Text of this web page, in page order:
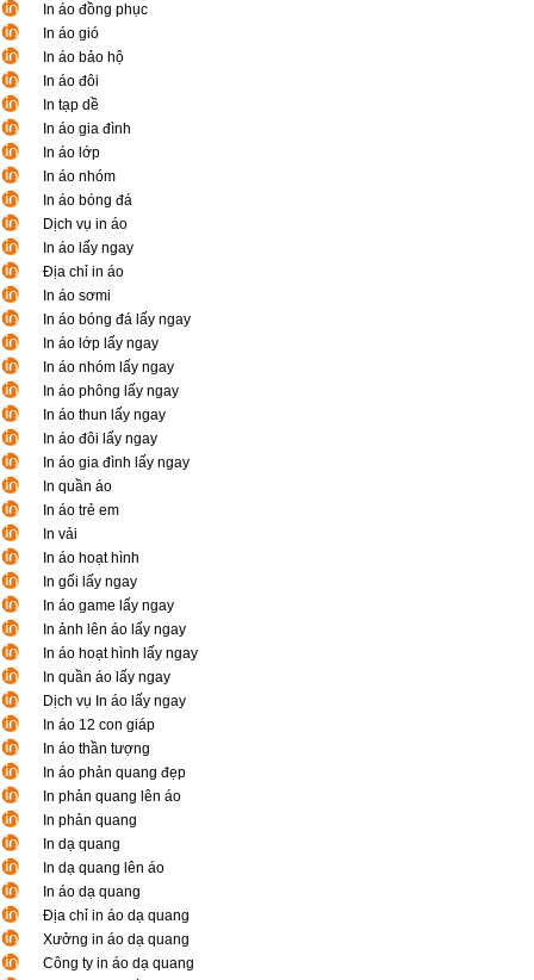
In áo đồng phục
In áo gió
In áo bảo hộ
In áo đôi
In tạp dề
In áo gia đình
In áo lớp
In áo nhóm
In áo bóng đá
Dịch vụ in áo
In áo lấy ngay
Địa chỉ in áo
In áo sơmi
In áo bóng đá lấy ngay
In áo lớp lấy ngay
In áo nhóm lấy ngay
In áo phông lấy ngay
In áo thun lấy ngay
In áo đôi lấy ngay
In áo gia đình lấy ngay
In quần áo
In áo trẻ em
In vải
In áo hoạt hình
In gối lấy ngay
In áo game lấy ngay
In ảnh lên áo lấy ngay
In áo hoạt hình lấy ngay
In quần áo lấy ngay
Dịch vụ In áo lấy ngay
In áo 12 con giáp
In áo thần tượng
In áo phản quang đẹp
In phản quang lên áo
In phản quang
In dạ quang
In dạ quang lên áo
In áo dạ quang
Địa chỉ in áo dạ quang
Xưởng in áo dạ quang
Công ty in áo dạ quang